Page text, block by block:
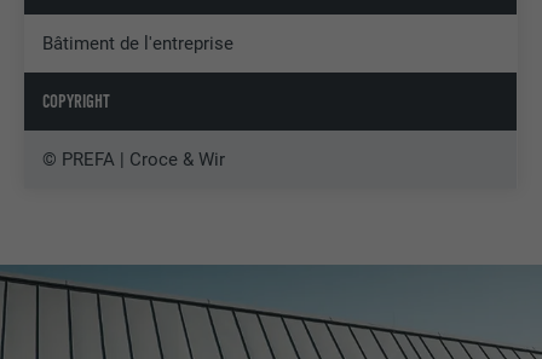
Bâtiment de l'entreprise
COPYRIGHT
© PREFA | Croce & Wir